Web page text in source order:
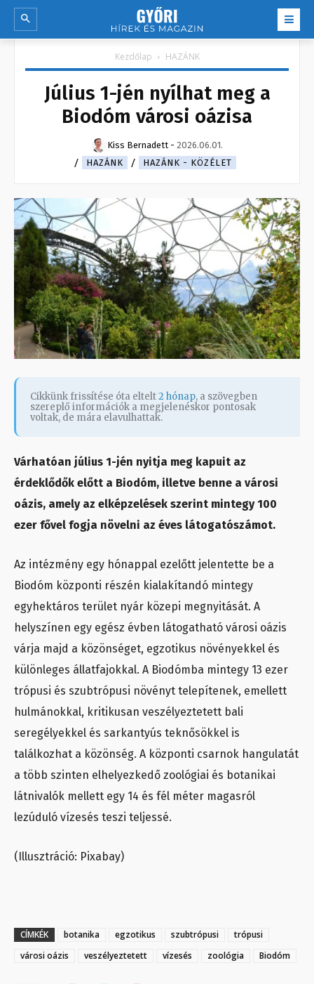
Kezdőlap HAZÁNK
Július 1-jén nyílhat meg a
Biodóm városi oázisa
Kiss Bernadett - 2026.06.01.
HAZÁNK
HAZÁNK - KÖZÉLET
Cikkünk frissítése óta eltelt2 hónap, a szövegben
szereplő információk a megjelenéskor pontosak
voltak, de mára elavulhattak.
Várhatóan július 1-jén nyitja meg kapuit az
érdeklődők előtt a Biodóm, illetve benne a városi
oázis, amely az elképzelések szerint mintegy 100
ezer fővel fogja növelni az éves látogatószámot.
Az intézmény egy hónappal ezelőtt jelentette be a
Biodóm központi részén kialakítandó mintegy
egyhektáros terület nyár közepi megnyitását. A
helyszínen egy egész évben látogatható városi oázis
várja majd a közönséget, egzotikus növényekkel és
különleges állatfajokkal. A Biodómba mintegy 13 ezer
trópusi és szubtrópusi növényt telepítenek, emellett
hulmánokkal, kritikusan veszélyeztetett bali
seregélyekkel és sarkantyús teknősökkel is
találkozhat a közönség. A központi csarnok hangulatát
a több szinten elhelyezkedő zoológiai és botanikai
látnivalók mellett egy 14 és fél méter magasról
lezúduló vízesés teszi teljessé.
(Illusztráció: Pixabay)
CÍMKÉK botanika egzotikus szubtrópusi
trópusi
városi oázis
veszélyeztetett vízesés zoológia Biodóm